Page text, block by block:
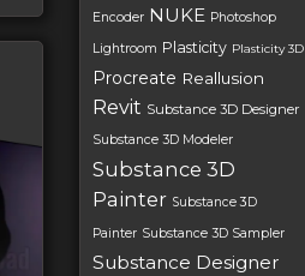
Encoder NUKE Photoshop
Lightroom Plasticity Plasticity 3D
Procreate Reallusion
Revit Substance 3D Designer
Substance 3D Modeler
Substance 3D
Painter Substance 3D
Painter Substance 3D Sampler
Substance Designer